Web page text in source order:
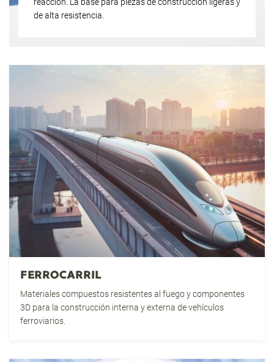
de alta resistencia.
FERROCARRIL
Materiales compuestos resistentes al fuego y componentes
3D para la construcción interna y externa de vehículos
ferroviarios.